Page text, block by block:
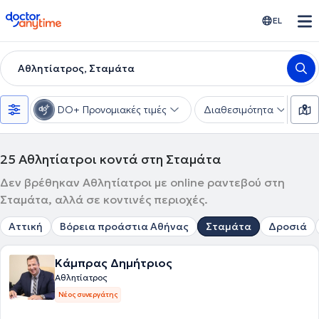
doctoranytime EL
Αθλητίατρος, Σταμάτα
DO+ Προνομιακές τιμές Διαθεσιμότητα
25 Αθλητίατροι κοντά στη Σταμάτα
Δεν βρέθηκαν Αθλητίατροι με online ραντεβού στη
Σταμάτα, αλλά σε κοντινές περιοχές.
Αττική Βόρεια προάστια Αθήνας Σταμάτα Δροσιά
Κάμπρας Δημήτριος
Αθλητίατρος
Νέος συνεργάτης